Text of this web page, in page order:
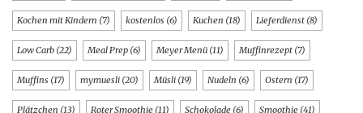
Kochen mit Kindern (7) kostenlos (6) Kuchen (18) Lieferdienst (8)
Low Carb (22) Meal Prep (6) Meyer Menü (11) Muffinrezept (7)
Muffins (17) mymuesli (20) Müsli (19) Nudeln (6) Ostern (17)
Plätzchen (13) Roter Smoothie (11) Schokolade (6) Smoothie (41)